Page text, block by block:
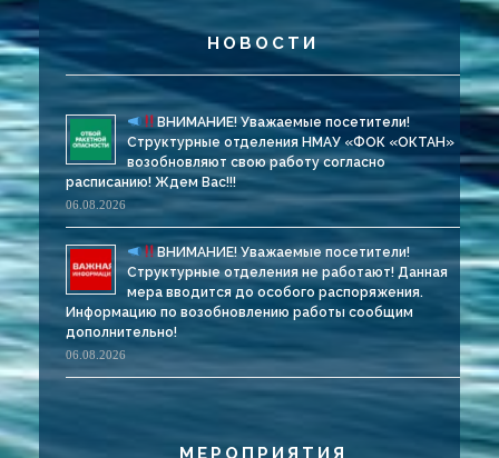
НОВОСТИ
ВНИМАНИЕ! Уважаемые посетители!
Структурные отделения НМАУ «ФОК «ОКТАН»
возобновляют свою работу согласно
расписанию! Ждем Вас!!!
06.08.2026
ВНИМАНИЕ! Уважаемые посетители!
Структурные отделения не работают! Данная
мера вводится до особого распоряжения.
Информацию по возобновлению работы сообщим
дополнительно!
06.08.2026
МЕРОПРИЯТИЯ